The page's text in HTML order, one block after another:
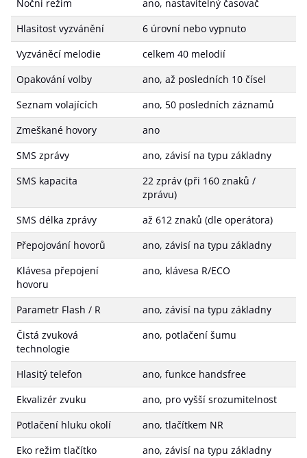
Noční režim
ano, nastavitelný časovač
Hlasitost vyzvánění
6 úrovní nebo vypnuto
Vyzváněcí melodie
celkem 40 melodií
Opakování volby
ano, až posledních 10 čísel
Seznam volajících
ano, 50 posledních záznamů
Zmeškané hovory
ano
SMS zprávy
ano, závisí na typu základny
SMS kapacita
22 zpráv (při 160 znaků /
zprávu)
SMS délka zprávy
až 612 znaků (dle operátora)
Přepojování hovorů
ano, závisí na typu základny
Klávesa přepojení
hovoru
ano, klávesa R/ECO
Parametr Flash / R
ano, závisí na typu základny
Čistá zvuková
technologie
ano, potlačení šumu
Hlasitý telefon
ano, funkce handsfree
Ekvalizér zvuku
ano, pro vyšší srozumitelnost
Potlačení hluku okolí
ano, tlačítkem NR
Eko režim tlačítko
ano, závisí na typu základny